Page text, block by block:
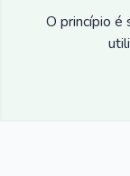
O princípio é